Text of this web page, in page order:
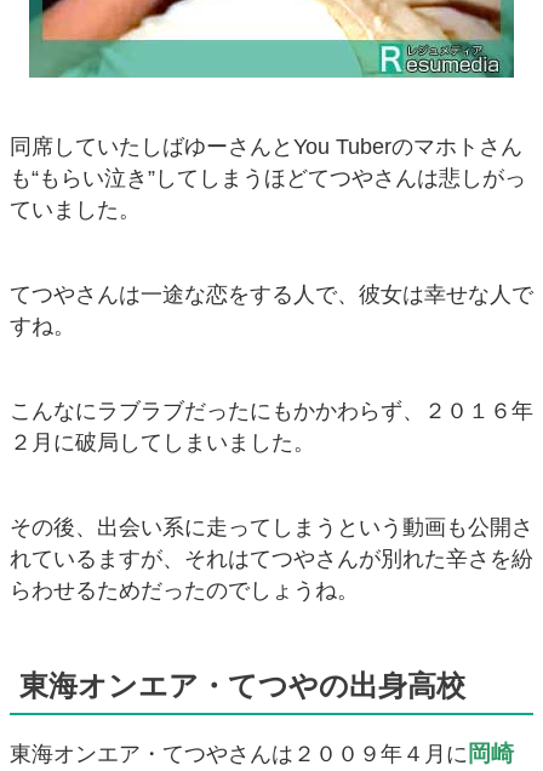
同席していたしばゆーさんとYou Tuberのマホトさん
も“もらい泣き”してしまうほどてつやさんは悲しがっ
ていました。
てつやさんは一途な恋をする人で、彼女は幸せな人で
すね。
こんなにラブラブだったにもかかわらず、２０１６年
２月に破局してしまいました。
その後、出会い系に走ってしまうという動画も公開さ
れているますが、それはてつやさんが別れた辛さを紛
らわせるためだったのでしょうね。
東海オンエア・てつやの出身高校
東海オンエア・てつやさんは２００９年４月に 岡崎